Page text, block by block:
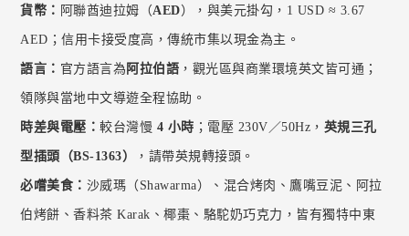
貨幣： 阿聯酋迪拉姆（AED），與美元掛勾，1 USD ≈ 3.67
AED；信用卡接受度高，傳統市集以現金為主。
語言： 官方語言為 阿拉伯語 ，觀光區與商業環境英文皆可通；
領隊與當地中文導遊全程協助。
時差與電壓：較台灣慢 4 小時 ；電壓 230V／50Hz， 英規三孔
型插頭（BS-1363） ，請帶英規轉接頭。
必嚐美食： 沙威瑪（Shawarma）、混合烤肉、鷹嘴豆泥、阿拉
伯烤餅、香料茶 Karak、椰棗、駱駝奶巧克力，皆有獨特中東